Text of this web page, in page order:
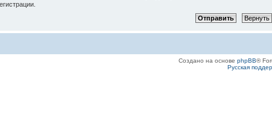
Создано на основе phpBB®
Русская